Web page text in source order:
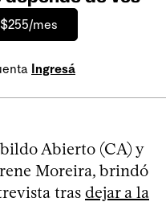
mes
Ingresá
Abierto (CA) y
Moreira, brindó
tras dejar a la